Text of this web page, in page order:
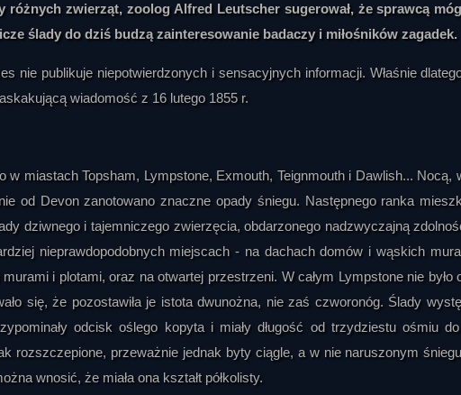
różnych zwierząt, zoolog Alfred Leutscher sugerował, że sprawcą
ślady do dziś budzą zainteresowanie badaczy i miłośników zagadek.
nie publikuje niepotwierdzonych i sensacyjnych informacji. Właśnie
wiadomość z 16 lutego 1855 r.
w miastach Topsham, Lympstone, Exmouth, Teignmouth i Dawlish... Nocą,
od Devon zanotowano znaczne opady śniegu. Następnego ranka
dziwnego i tajemniczego zwierzęcia, obdarzonego nadzwyczajną
nieprawdopodobnych miejscach - na dachach domów i wąskich
i plotami, oraz na otwartej przestrzeni. W całym Lympstone nie było
się, że pozostawiła je istota dwunożna, nie zaś czworonóg. Ślady
odcisk oślego kopyta i miały długość od trzydziestu ośmiu
rozszczepione, przeważnie jednak byty ciągle, a w nie naruszonym
wnosić, że miała ona kształt półkolisty.